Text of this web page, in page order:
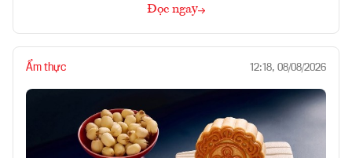
Đọc ngay
Ẩm thực 12:18, 08/08/2026